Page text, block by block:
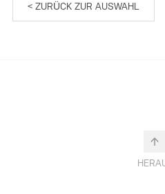
< ZURÜCK ZUR AUSWAHL